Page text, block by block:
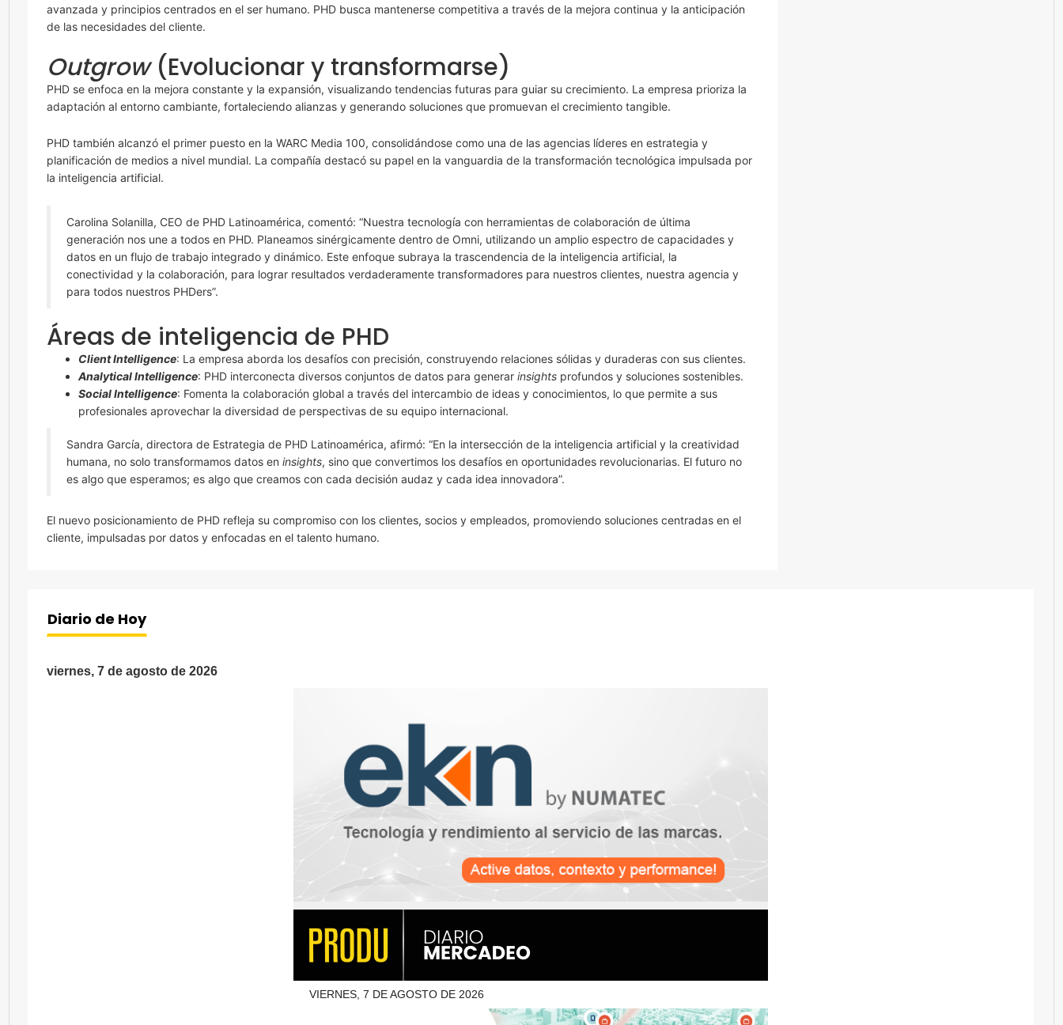
avanzada y principios centrados en el ser humano. PHD busca mantenerse competitiva a través de la mejora continua y la anticipación
de las necesidades del cliente.
Outgrow(Evolucionar y transformarse)
PHD se enfoca en la mejora constante y la expansión, visualizando tendencias futuras para guiar su crecimiento. La empresa prioriza la
adaptación al entorno cambiante, fortaleciendo alianzas y generando soluciones que promuevan el crecimiento tangible.
PHD también alcanzó el primer puesto en la WARC Media 100, consolidándose como una de las agencias líderes en estrategia y
planificación de medios a nivel mundial. La compañía destacó su papel en la vanguardia de la transformación tecnológica impulsada por
la inteligencia artificial.
Carolina Solanilla, CEO de PHD Latinoamérica, comentó: “Nuestra tecnología con herramientas de colaboración de última
generación nos une a todos en PHD. Planeamos sinérgicamente dentro de Omni, utilizando un amplio espectro de capacidades y
datos en un flujo de trabajo integrado y dinámico. Este enfoque subraya la trascendencia de la inteligencia artificial, la
conectividad y la colaboración, para lograr resultados verdaderamente transformadores para nuestros clientes, nuestra agencia y
para todos nuestros PHDers”.
Áreas de inteligencia de PHD
Client Intelligence: La empresa aborda los desafíos con precisión, construyendo relaciones sólidas y duraderas con sus clientes.
Analytical Intelligence: PHD interconecta diversos conjuntos de datos para generar insights profundos y soluciones sostenibles.
Social Intelligence: Fomenta la colaboración global a través del intercambio de ideas y conocimientos, lo que permite a sus
profesionales aprovechar la diversidad de perspectivas de su equipo internacional.
Sandra García, directora de Estrategia de PHD Latinoamérica, afirmó: “En la intersección de la inteligencia artificial y la creatividad
humana, no solo transformamos datos en insights, sino que convertimos los desafíos en oportunidades revolucionarias. El futuro no
es algo que esperamos; es algo que creamos con cada decisión audaz y cada idea innovadora”.
El nuevo posicionamiento de PHD refleja su compromiso con los clientes, socios y empleados, promoviendo soluciones centradas en el
cliente, impulsadas por datos y enfocadas en el talento humano.
Diario de Hoy
viernes, 7 de agosto de 2026